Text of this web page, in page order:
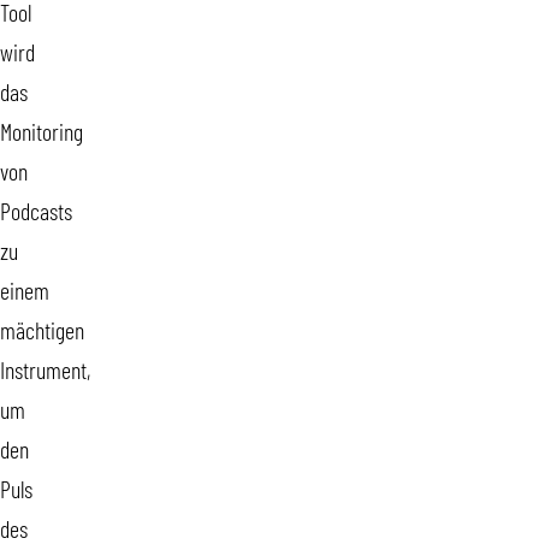
Tool
wird
das
Monitoring
von
Podcasts
zu
einem
mächtigen
Instrument,
um
den
Puls
des